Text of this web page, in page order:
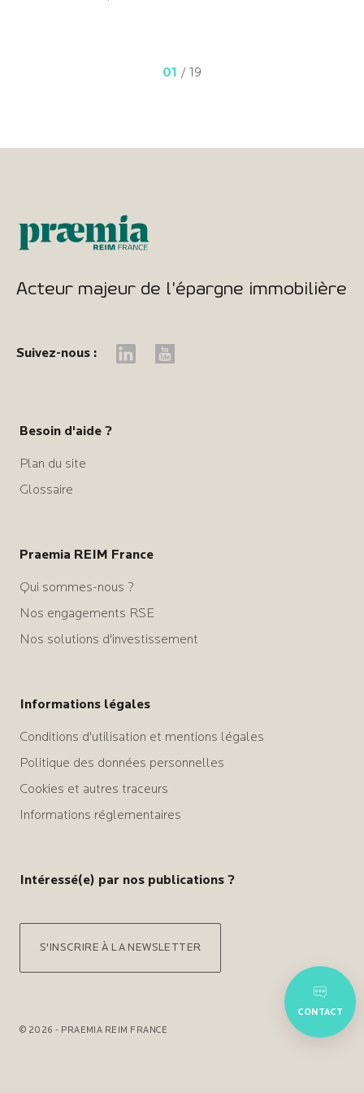
01 / 19
Acteur majeur de l'épargne immobilière
Suivez-nous :
Besoin d'aide ?
Plan du site
Glossaire
Praemia REIM France
Qui sommes-nous ?
Nos engagements RSE
Nos solutions d'investissement
Informations légales
Conditions d'utilisation et mentions légales
Politique des données personnelles
Cookies et autres traceurs
Informations réglementaires
Intéressé(e) par nos publications ?
S'INSCRIRE À LA NEWSLETTER
© 2026 - PRAEMIA REIM FRANCE
CONTACT